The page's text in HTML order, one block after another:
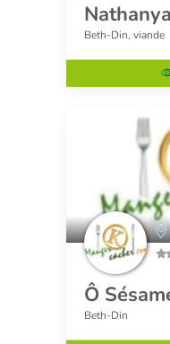
Nathanya
Beth-Din, viande
Ô
Beth-Din